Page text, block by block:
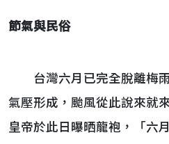
節氣與民俗
台灣六月已完全脫離梅雨
氣壓形成，颱風從此說來就
皇帝於此日曝晒龍袍，「六